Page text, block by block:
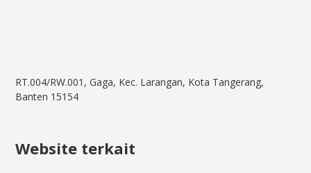
RT.004/RW.001, Gaga, Kec. Larangan, Kota Tangerang,
Banten 15154
Website terkait